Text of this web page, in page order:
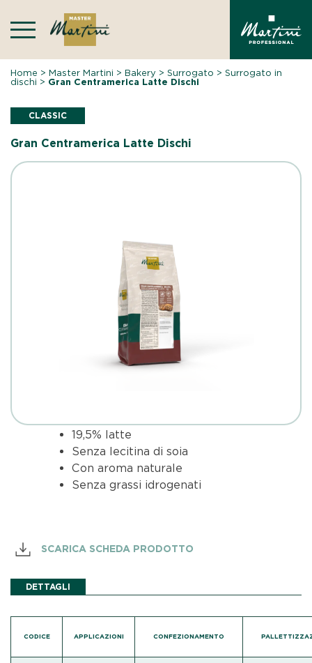
content
Home >Master Martini >Bakery >Surrogato >Surrogato in
dischi > Gran Centramerica Latte Dischi
CLASSIC
Gran Centramerica Latte Dischi
19,5% latte
Senza lecitina di soia
Con aroma naturale
Senza grassi idrogenati
SCARICA SCHEDA PRODOTTO
DETTAGLI
CODICE APPLICAZIONI CONFEZIONAMENTO